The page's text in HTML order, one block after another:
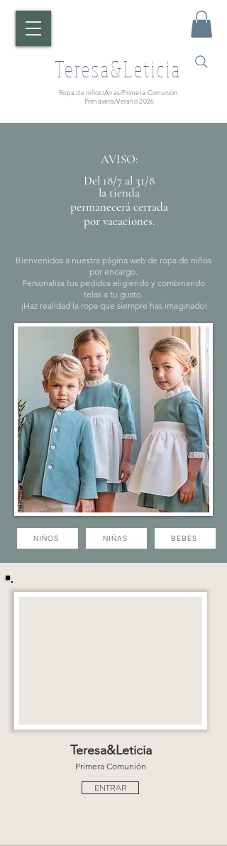
Teresa&Leticia
Ropa de niños/Arras/Primera Comunión.
Primavera/Verano 2026
AVISO:
Del 18/7 al 31/8
la tienda
permanecerá cerrada
por vacaciones.
Bienvenidos a nuestra página web de ropa de niños
por encargo.
Personaliza tus pedidos eligiendo y combinando
telas a tu gusto.
¡Haz realidad la ropa que siempre has imaginado!
NIÑOS NIÑAS BEBÉS
Teresa&Leticia
Primera Comunión
ENTRAR